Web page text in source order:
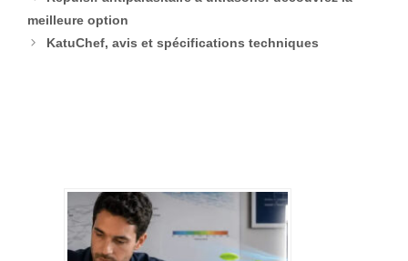
meilleure option
KatuChef, avis et spécifications techniques